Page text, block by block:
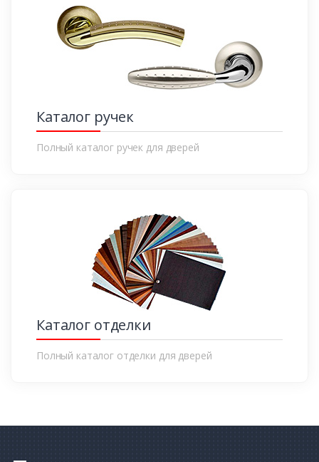
Каталог ручек
Полный каталог ручек для дверей
Каталог отделки
Полный каталог отделки для дверей